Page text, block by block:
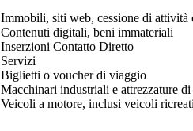
Immobili, siti web, cessione di attività
Contenuti digitali, beni immateriali
Inserzioni Contatto Diretto
Servizi
Biglietti o voucher di viaggio
Macchinari industriali e attrezzature
Veicoli a motore, inclusi veicoli